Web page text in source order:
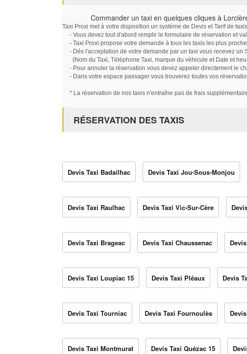
Commander un taxi en quelques cliques à
Taxi Proxi met à votre disposition un système de Devis et Tarif de
- Vous devez tout d'abord remplir le formulaire de réservation et
- Taxi Proxi propose votre demande à tous les taxis les plus
- Dés l'acceptation de votre demande par un taxi vous recevez un
(Nom du Taxi, Téléphone Taxi, marque du véhicule et Date et
- Pour annuler la réservation vous devez appeler directement le
- Dans votre espace passager vous trouverez toutes vos
* La réservation de nos taxis n'entraîne pas de frais
RÉSERVATION DES TAXIS
Devis Taxi Badailhac Devis Taxi Jou-Sous-Monjou
Devis Taxi Raulhac Devis Taxi Vic-Sur-Cère
Devis Taxi Brageac Devis Taxi Chaussenac
Devis Taxi Loupiac 15 Devis Taxi Pléaux Devis
Devis Taxi Tourniac Devis Taxi Fournoulès
Devis Taxi Montmurat Devis Taxi Quézac 15